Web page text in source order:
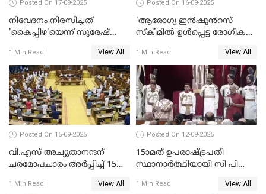
Posted On 17-09-2025
നിവേദനം നിരസിച്ചത്
'കൈപ്പിഴ'യെന്ന് സുരേഷ്
1 Min Read View All
Posted On 16-09-2025
'ആരോഗ്യ ഇൻഷുൻറസ്
സ്കീമിൽ ഉൾപ്പെട്ട രോഗികൾ
വാങ്ങി നൽകേണ്ട സാഹചര്യം
ഇല്ല'; വീണ ജോർജ് WATCH
VIDEO
1 Min Read View All
Posted On 15-09-2025
വി.എസ് അച്യുതാനന്ദന്
ചരമോപചാരം അർപ്പിച്ച് 15-ാം
സമ്മേളനത്തിന് തുടക്കം
1 Min Read View All
Posted On 12-09-2025
15ാമത് ഉപരാഷ്ട്രപതി
സ്ഥാനാര്‍ത്ഥിയായി സി പി
സത്യപ്രതിജ്ഞ ചെയ്തു
1 Min Read View All